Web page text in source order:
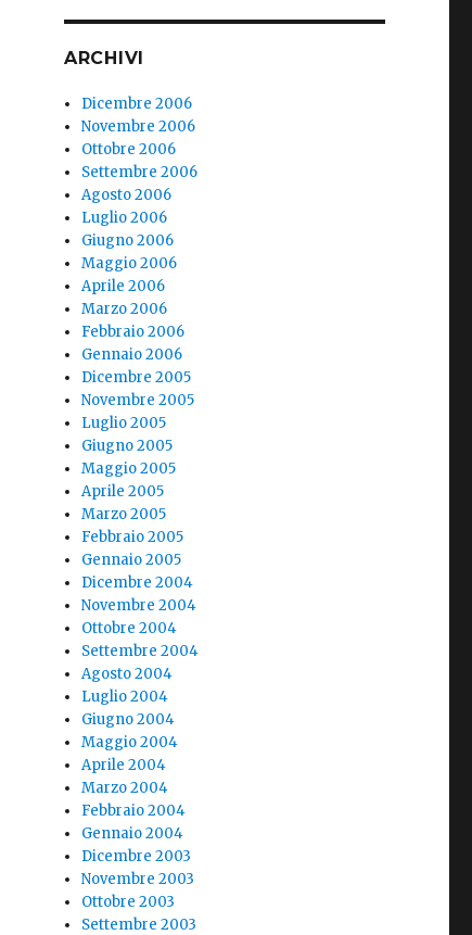
ARCHIVI
Dicembre 2006
Novembre 2006
Ottobre 2006
Settembre 2006
Agosto 2006
Luglio 2006
Giugno 2006
Maggio 2006
Aprile 2006
Marzo 2006
Febbraio 2006
Gennaio 2006
Dicembre 2005
Novembre 2005
Luglio 2005
Giugno 2005
Maggio 2005
Aprile 2005
Marzo 2005
Febbraio 2005
Gennaio 2005
Dicembre 2004
Novembre 2004
Ottobre 2004
Settembre 2004
Agosto 2004
Luglio 2004
Giugno 2004
Maggio 2004
Aprile 2004
Marzo 2004
Febbraio 2004
Gennaio 2004
Dicembre 2003
Novembre 2003
Ottobre 2003
Settembre 2003